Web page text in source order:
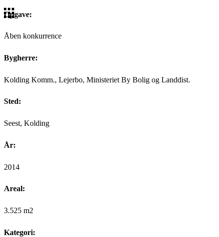
Opgave:
Åben konkurrence
Bygherre:
Kolding Komm., Lejerbo, Ministeriet By Bolig og Landdist.
Sted:
Seest, Kolding
År:
2014
Areal:
3.525 m2
Kategori: